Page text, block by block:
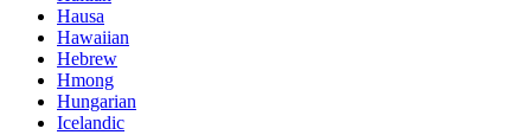
Hausa
Hawaiian
Hebrew
Hmong
Hungarian
Icelandic